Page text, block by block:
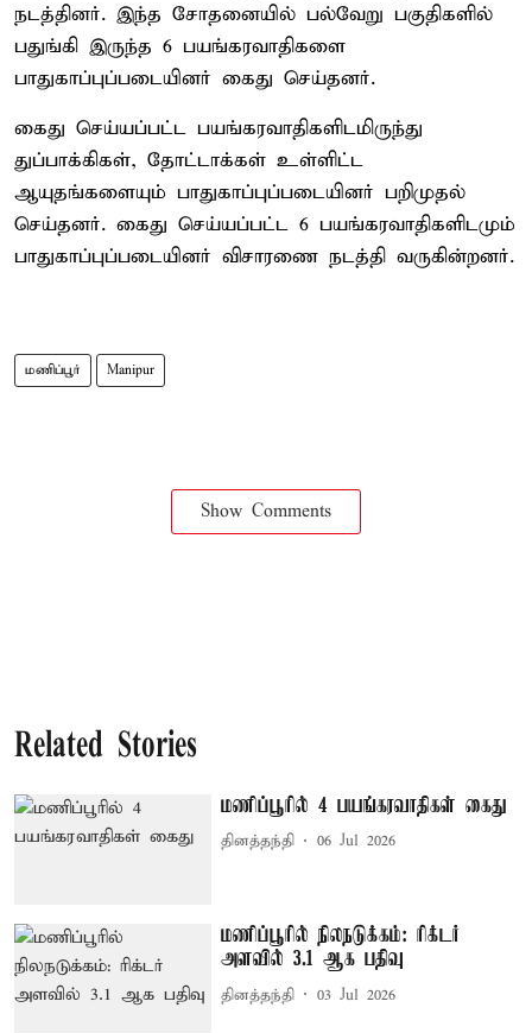
நடத்தினர். இந்த சோதனையில் பல்வேறு பகுதிகளில்
பதுங்கி இருந்த 6 பயங்கரவாதிகளை
பாதுகாப்புப்படையினர் கைது செய்தனர்.
கைது செய்யப்பட்ட பயங்கரவாதிகளிடமிருந்து
துப்பாக்கிகள், தோட்டாக்கள் உள்ளிட்ட
ஆயுதங்களையும் பாதுகாப்புப்படையினர் பறிமுதல்
செய்தனர். கைது செய்யப்பட்ட 6 பயங்கரவாதிகளிடமும்
பாதுகாப்புப்படையினர் விசாரணை நடத்தி வருகின்றனர்.
மணிப்பூர் Manipur
Show Comments
Related Stories
மணிப்பூரில் 4 பயங்கரவாதிகள் கைது
தினத்தந்தி 06 Jul 2026
மணிப்பூரில் நிலநடுக்கம்: ரிக்டர்
அளவில் 3.1 ஆக பதிவு
தினத்தந்தி 03 Jul 2026